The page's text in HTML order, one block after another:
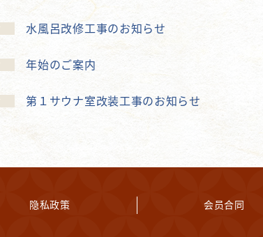
水風呂改修工事のお知らせ
年始のご案内
第１サウナ室改装工事のお知らせ
隐私政策 会员合同